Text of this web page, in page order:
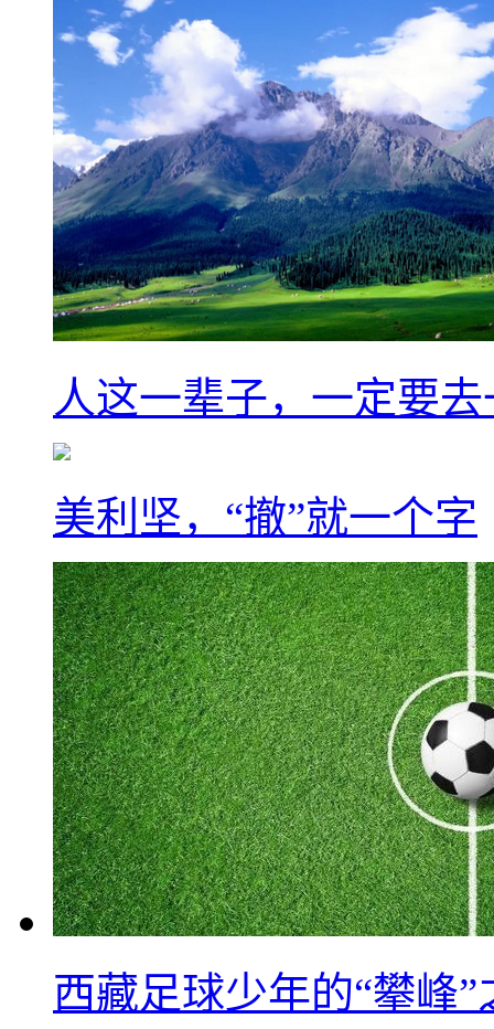
人这一辈子，一定要
美利坚，“撤”就一个字
西藏足球少年的“攀峰